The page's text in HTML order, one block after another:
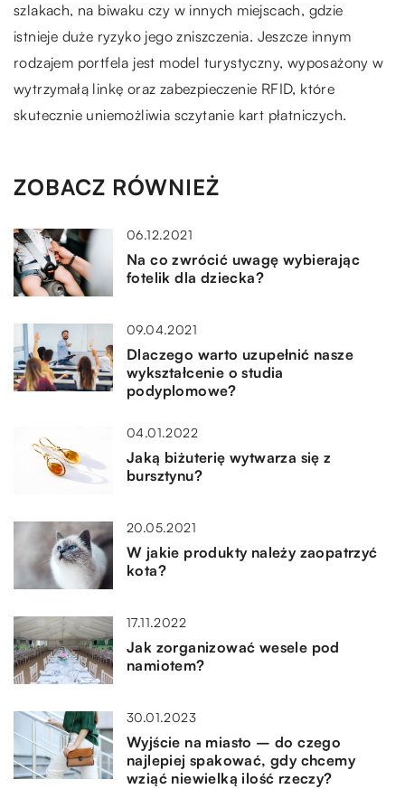
szlakach, na biwaku czy w innych miejscach, gdzie
istnieje duże ryzyko jego zniszczenia. Jeszcze innym
rodzajem portfela jest model turystyczny, wyposażony w
wytrzymałą linkę oraz zabezpieczenie RFID, które
skutecznie uniemożliwia sczytanie kart płatniczych.
ZOBACZ RÓWNIEŻ
06.12.2021
Na co zwrócić uwagę wybierając
fotelik dla dziecka?
09.04.2021
Dlaczego warto uzupełnić nasze
wykształcenie o studia
podyplomowe?
04.01.2022
Jaką biżuterię wytwarza się z
bursztynu?
20.05.2021
W jakie produkty należy zaopatrzyć
kota?
17.11.2022
Jak zorganizować wesele pod
namiotem?
30.01.2023
Wyjście na miasto – do czego
najlepiej spakować, gdy chcemy
wziąć niewielką ilość rzeczy?